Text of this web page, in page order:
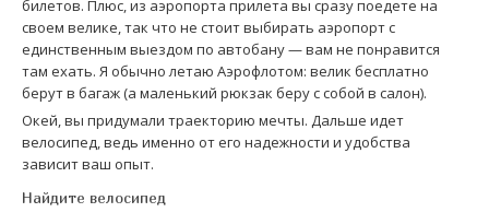
билетов. Плюс, из аэропорта прилета вы сразу поедете на
своем велике, так что не стоит выбирать аэропорт с
единственным выездом по автобану — вам не понравится
там ехать. Я обычно летаю Аэрофлотом: велик бесплатно
берут в багаж (а маленький рюкзак беру с собой в салон).
Окей, вы придумали траекторию мечты. Дальше идет
велосипед, ведь именно от его надежности и удобства
зависит ваш опыт.
Найдите велосипед